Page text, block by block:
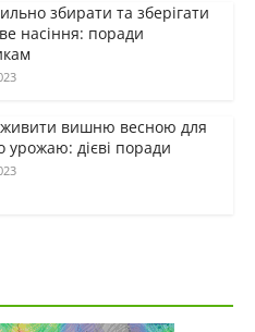
збирати та зберігати
насіння: поради
вишню весною для
урожаю: дієві поради